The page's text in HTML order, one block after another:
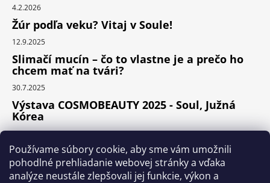
Používame súbory cookie, aby sme vám umožnili
pohodlné prehliadanie webovej stránky a vďaka
analýze neustále zlepšovali jej funkcie, výkon a
4.2.2026
Žúr podľa veku? Vitaj v Soule!
12.9.2025
Slimačí mucín – čo to vlastne je a prečo ho
chcem mať na tvári?
30.7.2025
Výstava COSMOBEAUTY 2025 - Soul, Južná
Kórea
11.6.2025